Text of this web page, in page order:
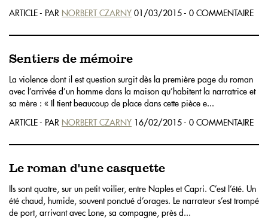
ARTICLE - PAR NORBERT CZARNY 01/03/2015 - 0 COMMENTAIRE
Sentiers de mémoire
La violence dont il est question surgit dès la première page du roman
avec l’arrivée d’un homme dans la maison qu’habitent la narratrice et
sa mère : « Il tient beaucoup de place dans cette pièce e...
ARTICLE - PAR NORBERT CZARNY 16/02/2015 - 0 COMMENTAIRE
Le roman d'une casquette
Ils sont quatre, sur un petit voilier, entre Naples et Capri. C’est l’été. Un
été chaud, humide, souvent ponctué d’orages. Le narrateur s’est trompé
de port, arrivant avec Lone, sa compagne, près d...